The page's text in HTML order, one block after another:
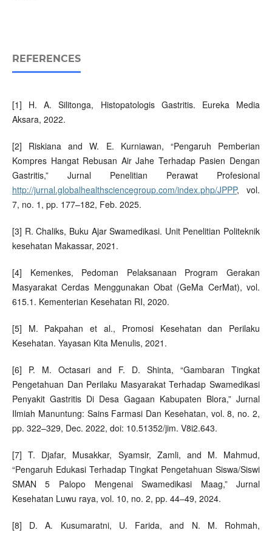
REFERENCES
[1] H. A. Silitonga, Histopatologis Gastritis. Eureka Media
Aksara, 2022.
[2] Riskiana and W. E. Kurniawan, “Pengaruh Pemberian
Kompres Hangat Rebusan Air Jahe Terhadap Pasien Dengan
Gastritis,” Jurnal Penelitian Perawat Profesional
http://jurnal.globalhealthsciencegroup.com/index.php/JPPP, vol.
7, no. 1, pp. 177–182, Feb. 2025.
[3] R. Chaliks, Buku Ajar Swamedikasi. Unit Penelitian Politeknik
kesehatan Makassar, 2021.
[4] Kemenkes, Pedoman Pelaksanaan Program Gerakan
Masyarakat Cerdas Menggunakan Obat (GeMa CerMat), vol.
615.1. Kementerian Kesehatan RI, 2020.
[5] M. Pakpahan et al., Promosi Kesehatan dan Perilaku
Kesehatan. Yayasan Kita Menulis, 2021.
[6] P. M. Octasari and F. D. Shinta, “Gambaran Tingkat
Pengetahuan Dan Perilaku Masyarakat Terhadap Swamedikasi
Penyakit Gastritis Di Desa Gagaan Kabupaten Blora,” Jurnal
Ilmiah Manuntung: Sains Farmasi Dan Kesehatan, vol. 8, no. 2,
pp. 322–329, Dec. 2022, doi: 10.51352/jim. V8i2.643.
[7] T. Djafar, Musakkar, Syamsir, Zamli, and M. Mahmud,
“Pengaruh Edukasi Terhadap Tingkat Pengetahuan Siswa/Siswi
SMAN 5 Palopo Mengenai Swamedikasi Maag,” Jurnal
Kesehatan Luwu raya, vol. 10, no. 2, pp. 44–49, 2024.
[8] D. A. Kusumaratni, U. Farida, and N. M. Rohmah,